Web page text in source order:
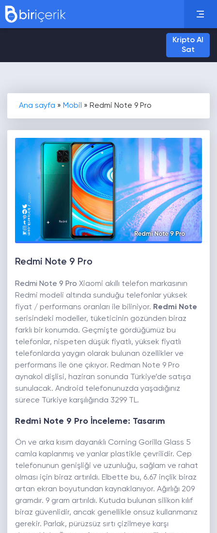
Kripto Al
Sat
Ana sayfa » Mobil » Redmi Note 9 Pro
Redmi Note 9 Pro
Redmi Note 9 Pro Xiaomi akıllı telefon markasının
Redmi modeli altında sunduğu telefonlar yüksek
fiyat / performans oranları ile biliniyor. Redmi Note
serisindeki modeller, tüketicinin gözünden biraz
farklı bir konumda. Geçmişte gördüğümüz bu
telefonlar, nispeten düşük fiyatlı, yüksek fiyatlı
telefonlarda yaygın olarak bulunan özellikler ve
performans ile öne çıkıyor. Redman Note 9 Pro
aynakol dişlisi, haziran sonunda Türkiye’de satışa
sunulacak. Android telefonunuzda yaşadığınız
sürece Türkiye karşılığında 3299 TL.
Redmi Note 9 Pro İnceleme: Tasarım
Ön ve arka kısım dayanıklı Corning Gorilla Glass 5
camla kaplanmış ve yanlar plastikle çevrilidir. Cep
telefonunun genişliği ve uzunluğu, sağlam ve rahat
olması için biraz artırıldı. Elbette bu, 6.67 inçlik biraz
artan ekran boyutundan kaynaklanıyor. Ağırlığı 209
gramdır. 9 gram artırıldı. Kutuda bulunan silikon kılıf
biraz güvenlidir, ancak genellikle onsuz kullanmanız
gerekir. Parlak, pürüzsüz sırtı çizilmeye karşı